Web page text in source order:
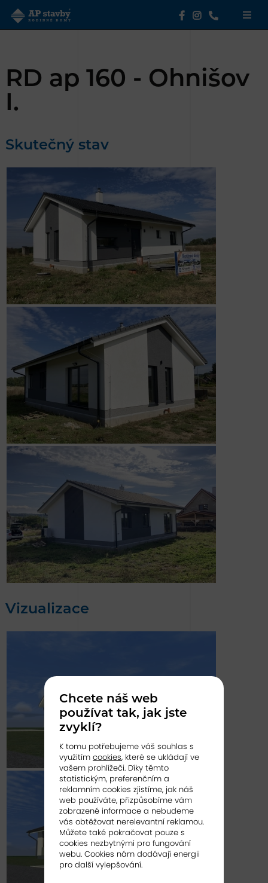
RD ap 160 - Ohnišov
I.
Skutečný stav
Vizualizace
Chcete náš web
používat tak, jak jste
zvyklí?
K tomu potřebujeme váš souhlas s
využitím cookies, které se ukládají ve
vašem prohlížeči. Díky těmto
statistickým, preferenčním a
reklamním cookies zjistíme, jak náš
web používáte, přizpůsobíme vám
zobrazené informace a nebudeme
vás obtěžovat nerelevantní reklamou.
Můžete také pokračovat pouze s
cookies nezbytnými pro fungování
webu. Cookies nám dodávají energii
pro další vylepšování.